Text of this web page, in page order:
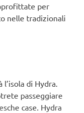
per
nelle tradizionali
di Hydra.
passeggiare
case. Hydra